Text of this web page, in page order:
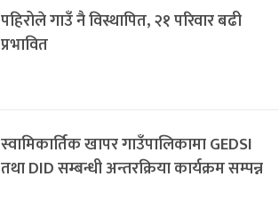
पहिरोले गाउँ नै विस्थापित, २१ परिवार बढी
प्रभावित
स्वामिकार्तिक खापर गाउँपालिकामा GEDSI
तथा DID सम्बन्धी अन्तरक्रिया कार्यक्रम सम्पन्न